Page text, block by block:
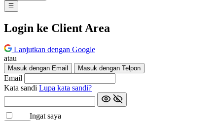
Login ke Client Area
Lanjutkan dengan Google
atau
Masuk dengan Email Masuk dengan Telpon
Email
Kata sandi Lupa kata sandi?
Ingat saya